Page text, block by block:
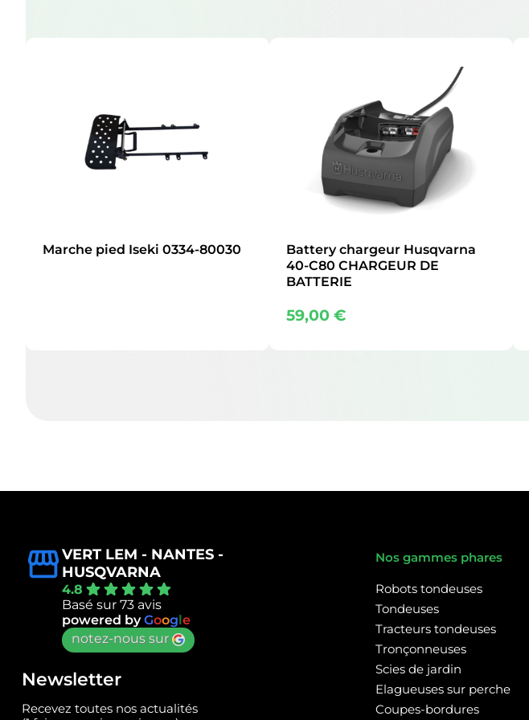
Marche pied Iseki 0334-80030
Battery chargeur Husqvarna
40-C80 CHARGEUR DE
BATTERIE
59,00€
VERT LEM - NANTES -
HUSQVARNA
4.8
Basé sur 73 avis
powered byGoogle
notez-nous sur
Newsletter
Recevez toutes nos actualités
Nos gammes phares
Robots tondeuses
Tondeuses
Tracteurs tondeuses
Tronçonneuses
Scies de jardin
Elagueuses sur perche
Coupes-bordures